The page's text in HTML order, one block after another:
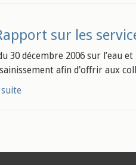
sur les
30 décembre 2006 sur l’eau
afin d'offrir aux